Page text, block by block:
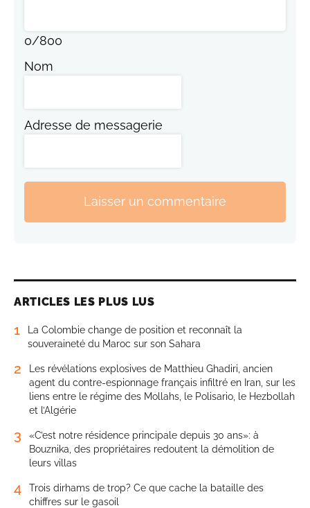
0/800
Nom
Adresse de messagerie
Laisser un commentaire
ARTICLES LES PLUS LUS
1
La Colombie change de position et reconnaît la
souveraineté du Maroc sur son Sahara
2
Les révélations explosives de Matthieu Ghadiri, ancien
agent du contre-espionnage français infiltré en Iran, sur les
liens entre le régime des Mollahs, le Polisario, le Hezbollah
et l’Algérie
3
«C’est notre résidence principale depuis 30 ans»: à
Bouznika, des propriétaires redoutent la démolition de
leurs villas
4
Trois dirhams de trop? Ce que cache la bataille des
chiffres sur le gasoil